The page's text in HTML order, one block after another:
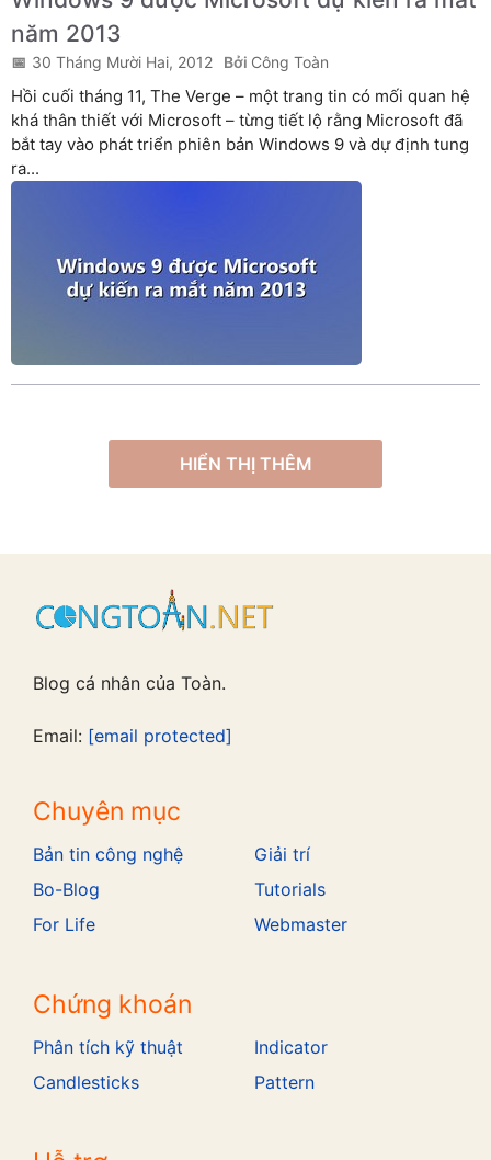
năm 2013
30 Tháng Mười Hai, 2012 Công Toàn
Hồi cuối tháng 11, The Verge – một trang tin có mối quan hệ
khá thân thiết với Microsoft – từng tiết lộ rằng Microsoft đã
bắt tay vào phát triển phiên bản Windows 9 và dự định tung
ra...
HIỂN THỊ THÊM
Blog cá nhân của Toàn.
Email: [email protected]
Chuyên mục
Bản tin công nghệ
Bo-Blog
For Life
Giải trí
Tutorials
Webmaster
Chứng khoán
Phân tích kỹ thuật
Candlesticks
Indicator
Pattern